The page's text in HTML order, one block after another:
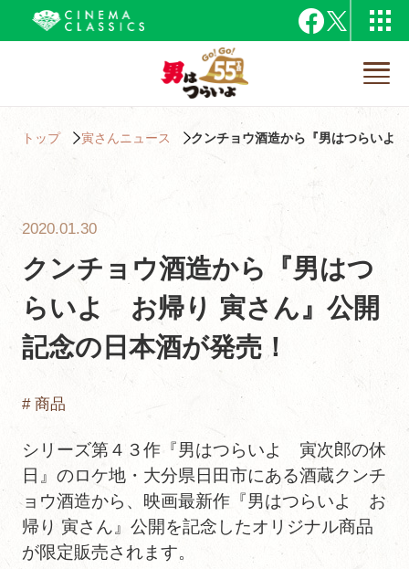
トップ 寅さんニュース クンチョウ酒造から『男はつらいよ
2020.01.30
クンチョウ酒造から『男はつ
らいよ お帰り 寅さん』公開
記念の日本酒が発売！
# 商品
シリーズ第４３作『男はつらいよ 寅次郎の休
日』のロケ地・大分県日田市にある酒蔵クンチ
ョウ酒造から、映画最新作『男はつらいよ お
帰り 寅さん』公開を記念したオリジナル商品
が限定販売されます。